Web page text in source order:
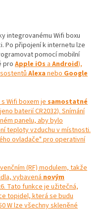
integrovanému Wifi boxu
Po připojení k internetu lze
pomocí mobilní
pro Apple iOsaAndroid),
AlexaneboGoogle
Wifi boxem jesamostatné
baterií CR2032). Snímání
panelu, aby bylo
teploty vzduchu v místnosti.
ovladače" pro operativní
(RF) modulem, takže
vybavenánovým
Tato funkce je užitečná,
topidel, která se budu
W lze všechny skleněné